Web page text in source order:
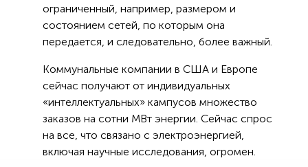
ограниченный, например, размером и
состоянием сетей, по которым она
передается, и следовательно, более важный.
Коммунальные компании в США и Европе
сейчас получают от индивидуальных
«интеллектуальных» кампусов множество
заказов на сотни МВт энергии. Сейчас спрос
на все, что связано с электроэнергией,
включая научные исследования, огромен.